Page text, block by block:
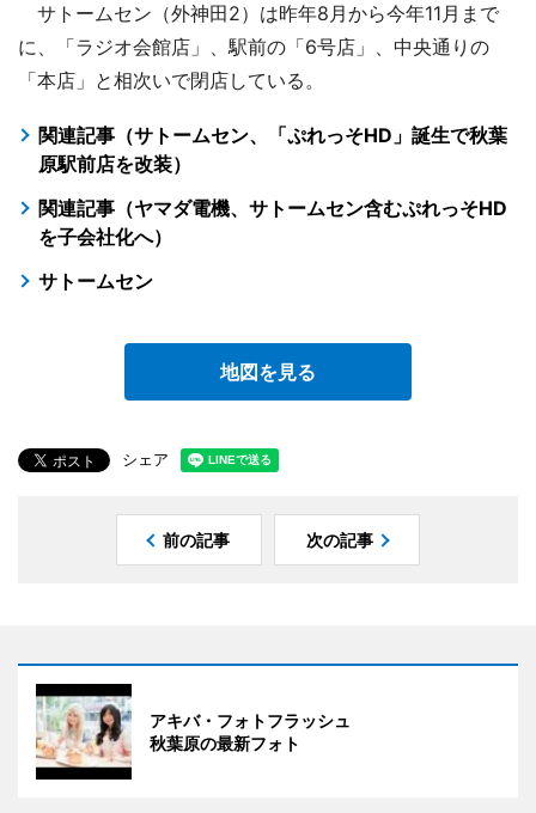
サトームセン（外神田2）は昨年8月から今年11月まで
に、「ラジオ会館店」、駅前の「6号店」、中央通りの
「本店」と相次いで閉店している。
関連記事（サトームセン、「ぷれっそHD」誕生で秋葉
原駅前店を改装）
関連記事（ヤマダ電機、サトームセン含むぷれっそHD
を子会社化へ）
サトームセン
地図を見る
シェア
前の記事 次の記事
アキバ・フォトフラッシュ
秋葉原の最新フォト